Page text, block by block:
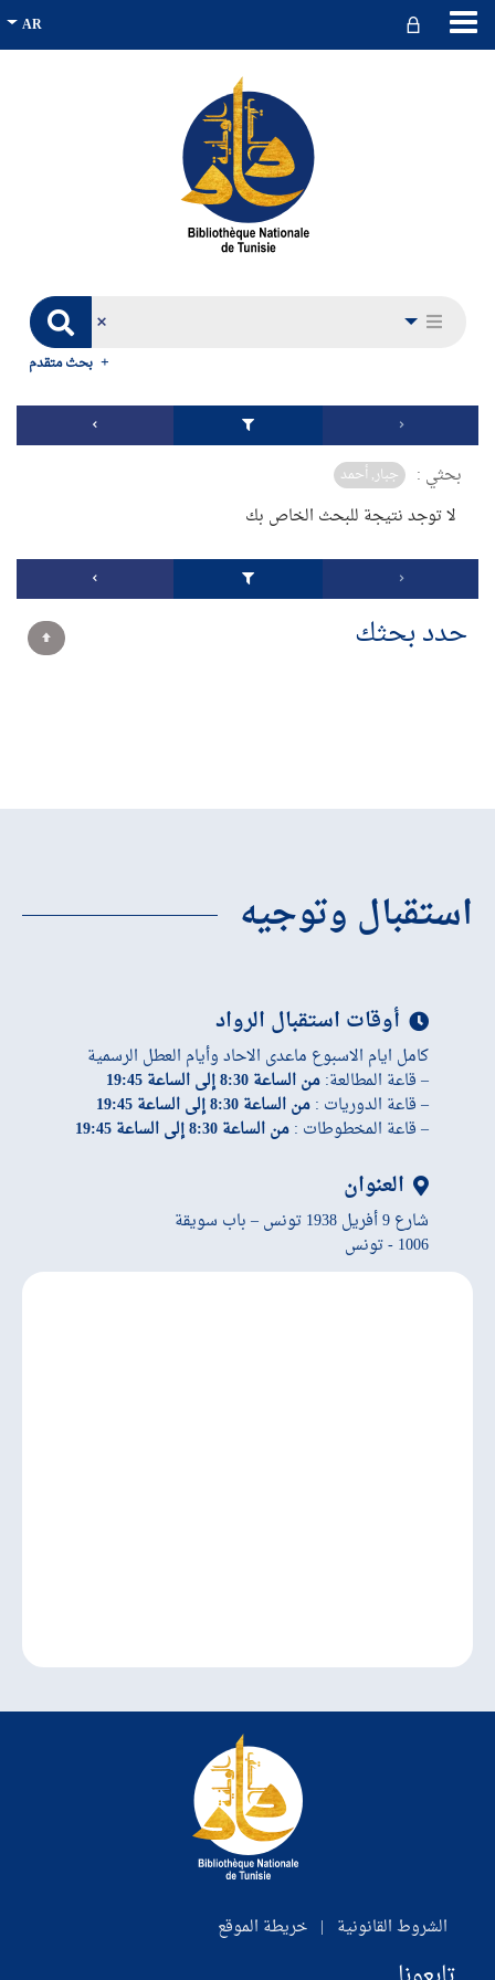
بحث متقدم
بحثي : جبار, أحمد
لا توجد نتيجة للبحث الخاص بك
حدد بحثك
استقبال وتوجيه
أوقات استقبال الرواد
كامل ايام الاسبوع ماعدى الاحاد وأيام العطل الرسمية
– قاعة المطالعة:من الساعة 8:30 إلى الساعة 19:45
– قاعة الدوريات :من الساعة 8:30 إلى الساعة 19:45
– قاعة المخطوطات :من الساعة 8:30 إلى الساعة 19:45
العنوان
شارع 9 أفريل 1938 تونس – باب سويقة
1006 - تونس
الشروط القانونية | خريطة الموقع